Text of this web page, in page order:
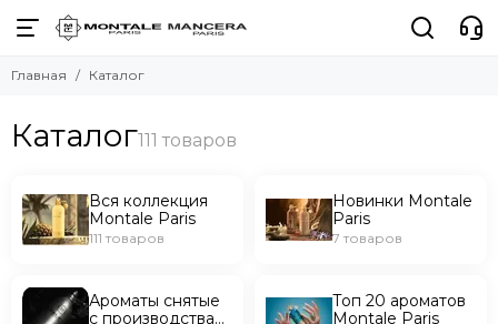
Главная Каталог
Каталог
Вся коллекция
Montale Paris
111 товаров
Новинки Montale
Paris
7 товаров
Ароматы cнятые
с производства
Топ 20 ароматов
Montale Paris